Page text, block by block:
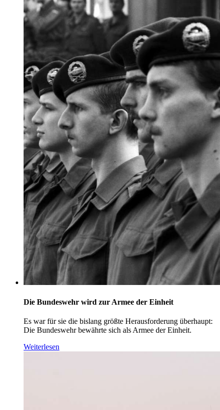
Die Bundeswehr wird zur Armee der Einheit
Es war für sie die bislang größte Herausforderung überhaupt:
Die Bundeswehr bewährte sich als Armee der Einheit.
Weiterlesen